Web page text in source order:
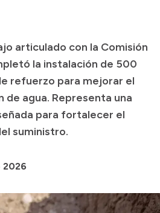
articulado con la Comisión
la instalación de 500
refuerzo para mejorar el
de agua. Representa una
para fortalecer el
suministro.
2026